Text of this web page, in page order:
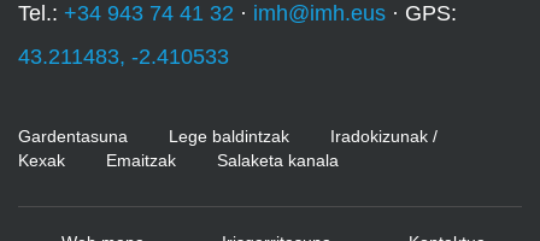
Tel.: +34 943 74 41 32 · imh@imh.eus · GPS:
43.211483, -2.410533
Gardentasuna Lege baldintzak
Iradokizunak /
Kexak
Emaitzak Salaketa kanala